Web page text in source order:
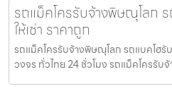
รถแม็คโครรับจ้างพิษณุโลก
ให้เช่า ราคาถูก
รถแม็คโครรับจ้างพิษณุโลก รถแบคโฮรั
วงจร ทั่วไทย 24 ชั่วโมง รถแม็คโครรับ